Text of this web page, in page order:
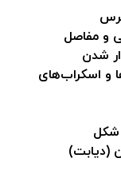
و مفاصل
شدن
و اسکراب‌های
شکل
(دیابت)